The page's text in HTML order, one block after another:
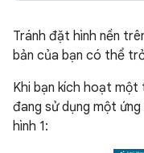
Tránh đặt hình nền
bản của bạn có thể
Khi bạn kích hoạt một
đang sử dụng một
hình 1: